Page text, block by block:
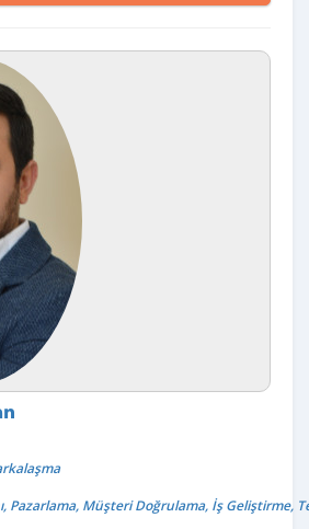
Pazarlama, Müşteri Doğrulama, İş Geliştirme,